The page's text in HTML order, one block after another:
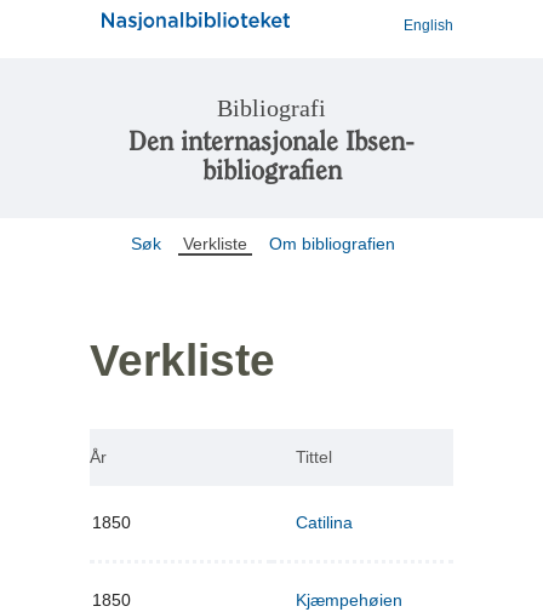
English
Bibliografi
Den internasjonale Ibsen-
bibliografien
Søk Verkliste Om bibliografien
Verkliste
År Tittel
1850 Catilina
1850 Kjæmpehøien